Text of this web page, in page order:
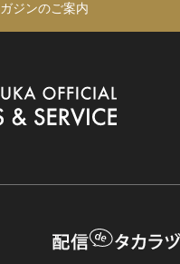
ジンのご案内